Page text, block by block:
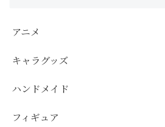
アニメ
キャラグッズ
ハンドメイド
フィギュア